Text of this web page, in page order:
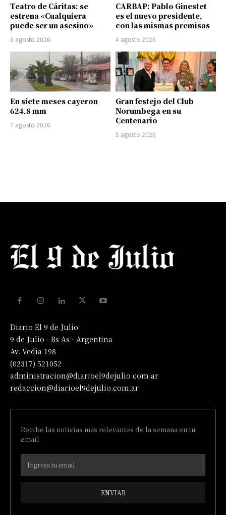
Teatro de Cáritas: se
estrena «Cualquiera
puede ser un asesino»
8 agosto 2026
CARBAP: Pablo Ginestet
es el nuevo presidente,
con las mismas premisas
4 agosto 2026
En siete meses cayeron
624,8 mm
7 agosto 2026
Gran festejo del Club
Norumbega en su
Centenario
5 agosto 2026
Diario El 9 de Julio
9 de Julio - Bs As - Argentina
Av. Vedia 198
(02317) 521052
administracion@diarioel9dejulio.com.ar
redaccion@diarioel9dejulio.com.ar
Recibe las noticias mas relevantes de la semana en tu
email.
ENVIAR